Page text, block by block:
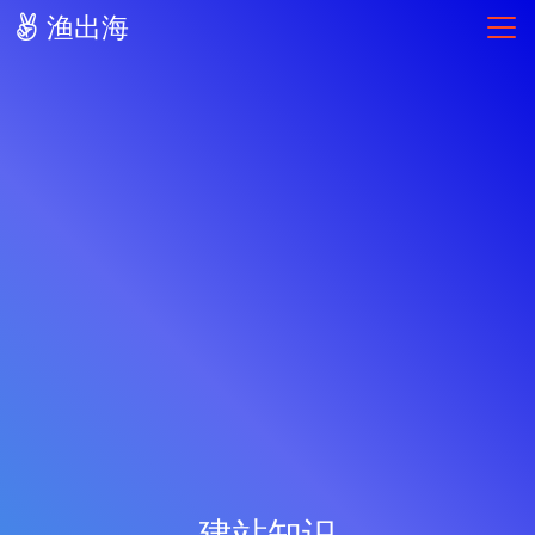
渔出海